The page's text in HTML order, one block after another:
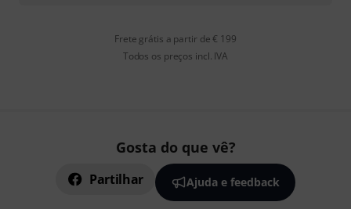
Frete grátis a partir de € 199
Todos os preços incl. IVA
Gosta do que vê?
Partilhar Ajuda e feedback